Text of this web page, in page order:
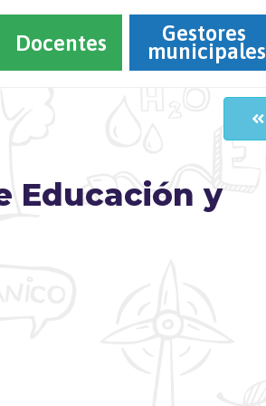
Docentes Gestores
municipales
Educación y